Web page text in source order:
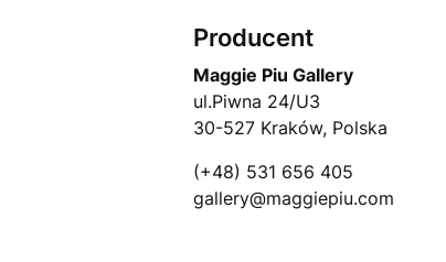
Producent
Maggie Piu Gallery
ul.Piwna 24/U3
30-527 Kraków, Polska
(+48) 531 656 405
gallery@maggiepiu.com